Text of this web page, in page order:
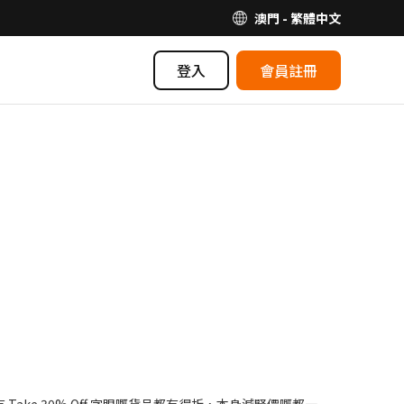
澳門 - 繁體中文
登入 會員註冊